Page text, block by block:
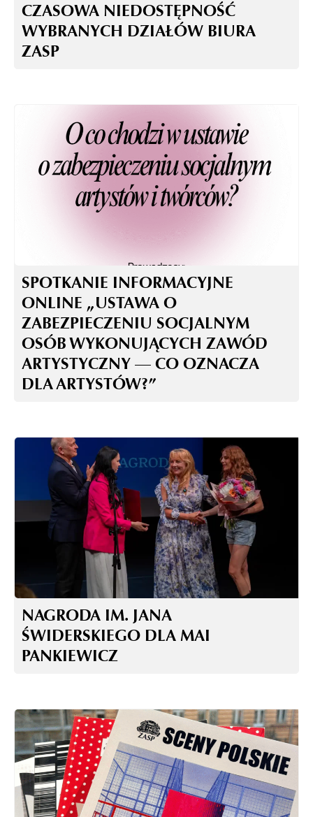
CZASOWA NIEDOSTĘPNOŚĆ
WYBRANYCH DZIAŁÓW BIURA
ZASP
SPOTKANIE INFORMACYJNE
ONLINE „USTAWA O
ZABEZPIECZENIU SOCJALNYM
OSÓB WYKONUJĄCYCH ZAWÓD
ARTYSTYCZNY — CO OZNACZA
DLA ARTYSTÓW?”
NAGRODA IM. JANA
ŚWIDERSKIEGO DLA MAI
PANKIEWICZ